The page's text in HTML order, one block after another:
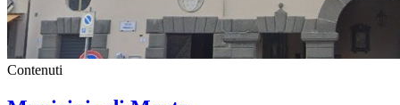
Contenuti